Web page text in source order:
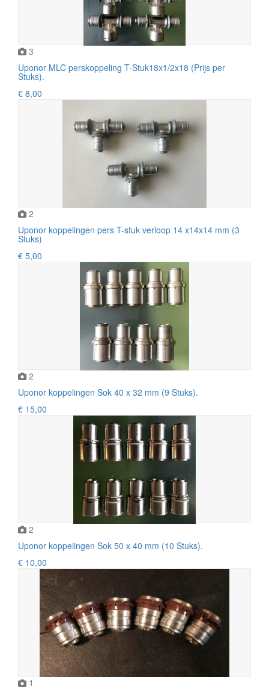
3
Uponor MLC perskoppeling T-Stuk18x1/2x18 (Prijs per
Stuks).
€ 8,00
2
Uponor koppelingen pers T-stuk verloop 14 x14x14 mm (3
Stuks)
€ 5,00
2
Uponor koppelingen Sok 40 x 32 mm (9 Stuks).
€ 15,00
2
Uponor koppelingen Sok 50 x 40 mm (10 Stuks).
€ 10,00
1